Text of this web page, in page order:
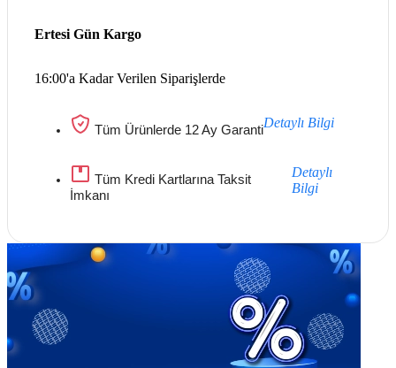
16:00'a Kadar Verilen Siparişlerde
Ertesi Gün Kargo
Tüm Ürünlerde 12 Ay GarantiDetaylı Bilgi
Tüm Kredi Kartlarına Taksit
İmkanı
Detaylı
Bilgi